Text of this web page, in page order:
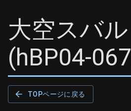
大空スバル
(hBP04-067
TOPページに戻る